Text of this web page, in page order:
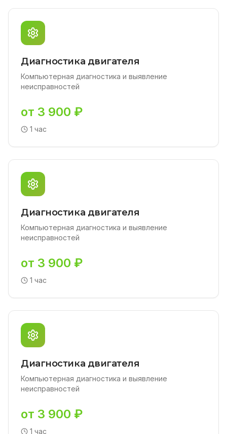
Диагностика двигателя
Компьютерная диагностика и выявление
неисправностей
от 3 900 ₽
1 час
Диагностика двигателя
Компьютерная диагностика и выявление
неисправностей
от 3 900 ₽
1 час
Диагностика двигателя
Компьютерная диагностика и выявление
неисправностей
от 3 900 ₽
1 час